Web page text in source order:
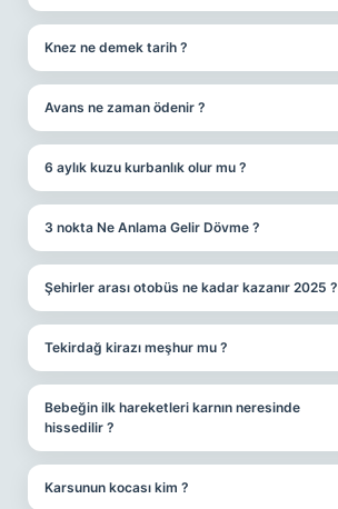
Knez ne demek tarih ?
Avans ne zaman ödenir ?
6 aylık kuzu kurbanlık olur mu ?
3 nokta Ne Anlama Gelir Dövme ?
Şehirler arası otobüs ne kadar kazanır 2025 ?
Tekirdağ kirazı meşhur mu ?
Bebeğin ilk hareketleri karnın neresinde
hissedilir ?
Karsunun kocası kim ?